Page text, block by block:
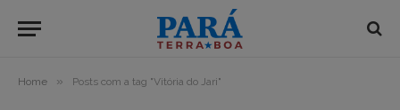
Home » Posts com a tag "Vitória do Jari"